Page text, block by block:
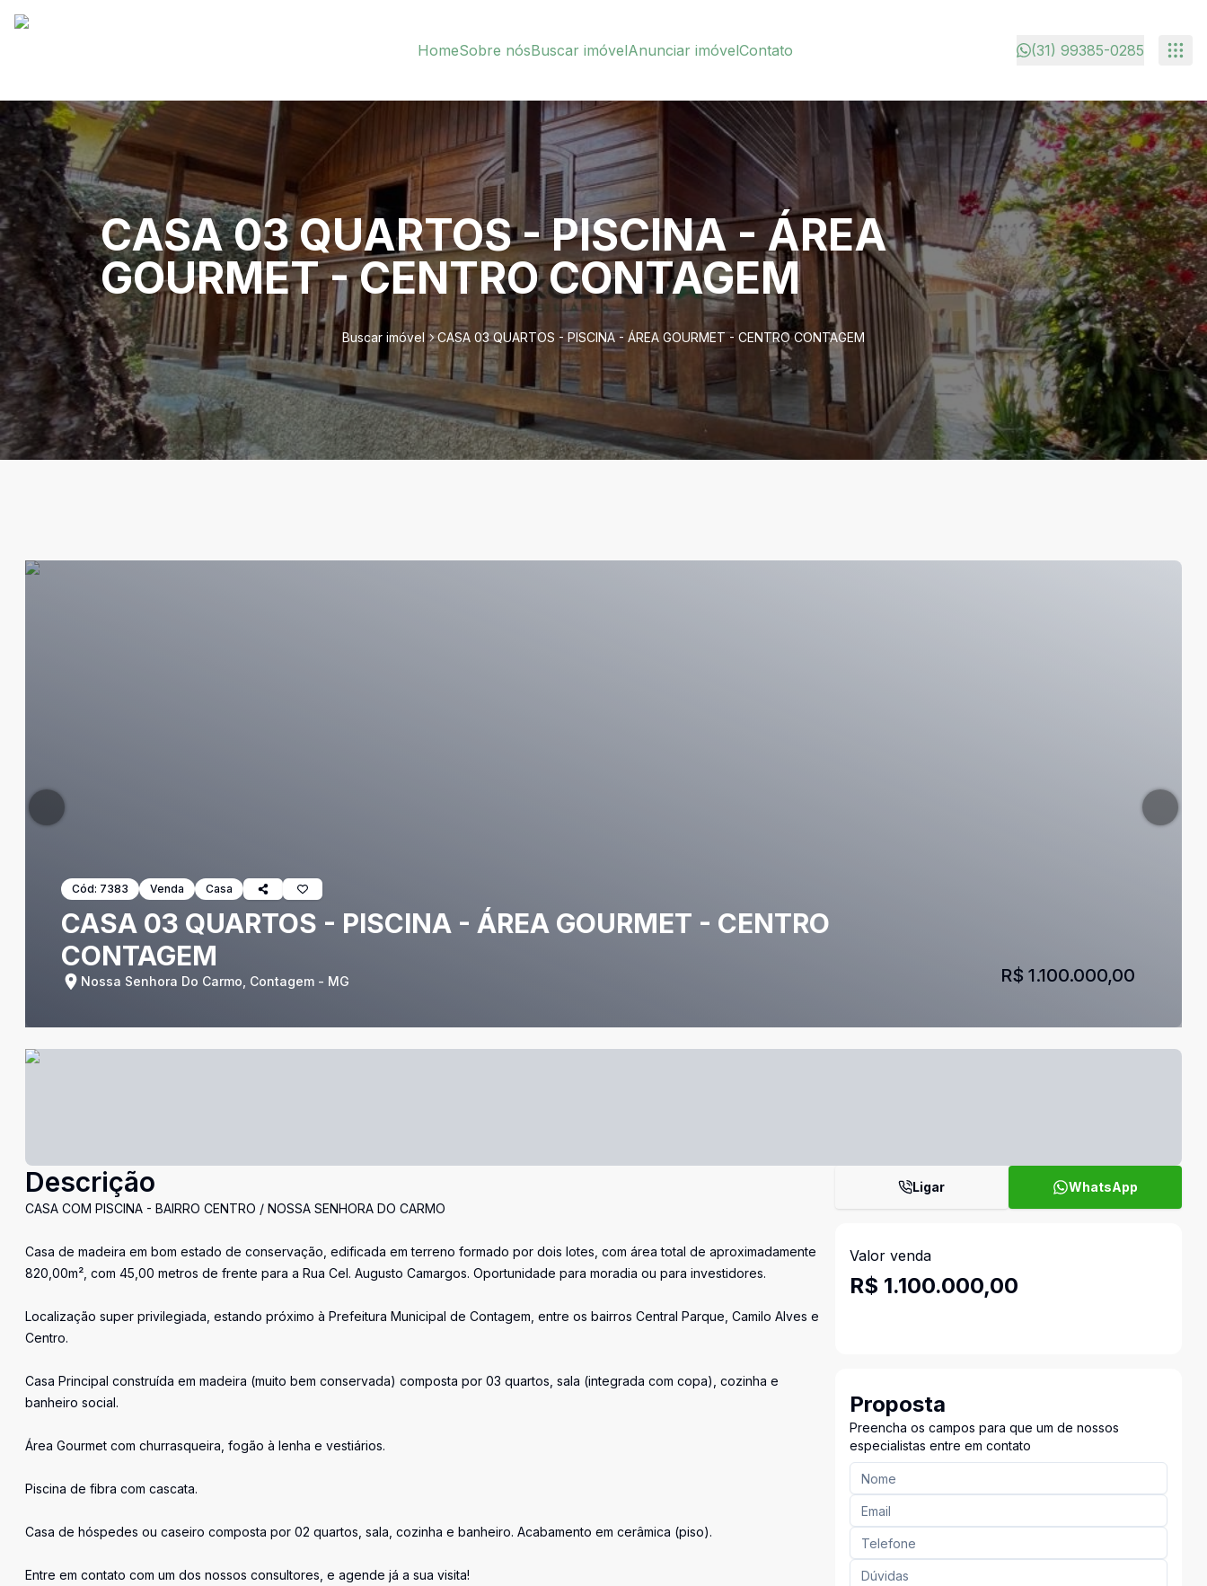
HomeSobre nósBuscar imóvelAnunciar imóvelContato (31) 99385-0285
CASA 03 QUARTOS - PISCINA - ÁREA
GOURMET - CENTRO CONTAGEM
Buscar imóvel CASA 03 QUARTOS - PISCINA - ÁREA GOURMET - CENTRO CONTAGEM
Cód: 7383 Venda Casa
CASA 03 QUARTOS - PISCINA - ÁREA GOURMET - CENTRO
CONTAGEM
Nossa Senhora Do Carmo, Contagem - MG R$ 1.100.000,00
Descrição
CASA COM PISCINA - BAIRRO CENTRO / NOSSA SENHORA DO CARMO
Casa de madeira em bom estado de conservação, edificada em terreno formado por dois lotes, com área total de aproximadamente
820,00m², com 45,00 metros de frente para a Rua Cel. Augusto Camargos. Oportunidade para moradia ou para investidores.
Localização super privilegiada, estando próximo à Prefeitura Municipal de Contagem, entre os bairros Central Parque, Camilo Alves e
Centro.
Casa Principal construída em madeira (muito bem conservada) composta por 03 quartos, sala (integrada com copa), cozinha e
banheiro social.
Área Gourmet com churrasqueira, fogão à lenha e vestiários.
Piscina de fibra com cascata.
Casa de hóspedes ou caseiro composta por 02 quartos, sala, cozinha e banheiro. Acabamento em cerâmica (piso).
Entre em contato com um dos nossos consultores, e agende já a sua visita!
Ligar WhatsApp
Valor venda
R$ 1.100.000,00
Proposta
Preencha os campos para que um de nossos
especialistas entre em contato